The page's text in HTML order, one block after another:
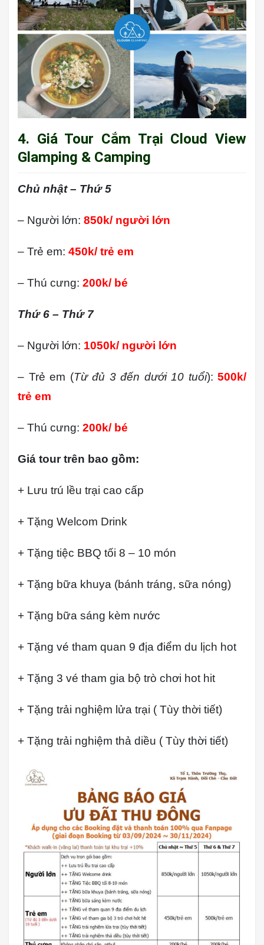
4. Giá Tour Cắm Trại Cloud View
Glamping & Camping
Chủ nhật – Thứ 5
– Người lớn: 850k/ người lớn
– Trẻ em: 450k/ trẻ em
– Thú cưng: 200k/ bé
Thứ 6 – Thứ 7
– Người lớn: 1050k/ người lớn
– Trẻ em (Từ đủ 3 đến dưới 10 tuổi): 500k/
trẻ em
– Thú cưng: 200k/ bé
Giá tour trên bao gồm:
+ Lưu trú lều trại cao cấp
+ Tặng Welcom Drink
+ Tặng tiệc BBQ tối 8 – 10 món
+ Tặng bữa khuya (bánh tráng, sữa nóng)
+ Tặng bữa sáng kèm nước
+ Tặng vé tham quan 9 địa điểm du lịch hot
+ Tặng 3 vé tham gia bộ trò chơi hot hit
+ Tặng trải nghiệm lửa trại ( Tùy thời tiết)
+ Tặng trải nghiệm thả diều ( Tùy thời tiết)